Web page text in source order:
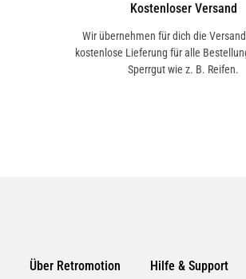
Kostenloser Versand
Wir übernehmen für dich die
kostenlose Lieferung für alle
Sperrgut wie z. B. Reifen.
Über Retromotion Hilfe & Support